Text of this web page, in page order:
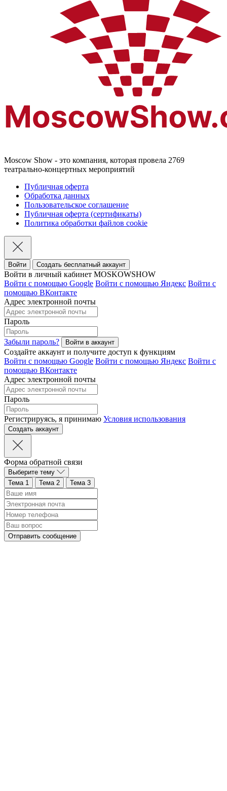
Moscow Show - это компания, которая провела 2769
театрально-концертных мероприятий
Публичная оферта
Обработка данных
Пользовательское соглашение
Публичная оферта (сертификаты)
Политика обработки файлов cookie
Войти Создать бесплатный аккаунт
Войти в личный кабинет MOSKOWSHOW
Войти с помощью Google Войти с помощью Яндекс Войти с
помощью ВКонтакте
Адрес электронной почты
Пароль
Забыли пароль?
Создайте аккаунт и получите доступ к функциям
Войти с помощью Google Войти с помощью Яндекс Войти с
помощью ВКонтакте
Адрес электронной почты
Пароль
Регистрируясь, я принимаю Условия использования
Форма обратной связи
Выберите тему
Тема 1
Тема 2 Тема 3
Отправить сообщение